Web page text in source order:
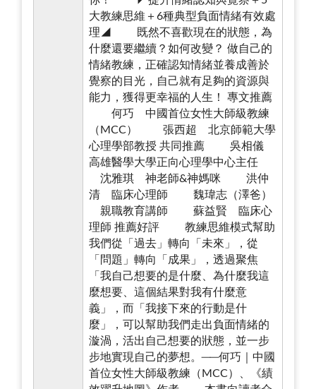
大教練思維＋6種典型負面情緒有效處
理◢ 既然不喜歡現在的狀態，為
什麼還要繼續？如何改變？ 做自己的
情緒教練，正確認知情緒並養成善於
覺察的目光，自己就有足夠的資源與
能力，獲得更幸福的人生！ 專文推薦
何巧 中國首位女性大師級教練
（MCC） 張西超 北京師範大學
心理學部教授 共同推薦 吳相儀
高雄醫學大學正向心理學中心主任
沈雅琪 神老師&神媽咪 洪仲
清 臨床心理師 魏瑋志（澤爸）
親職教育講師 蘇益賢 臨床心
理師 推薦好評 教練思維模式幫助
我們從「過去」轉向「未來」，從
「問題」轉向「成果」，透過聚焦
「我自己想要的是什麼、為什麼我這
麼想要、這個結果對我有什麼意
義」，而「我接下來的行動是什
麼」，可以幫助我們走出負面情緒的
漩渦，活出自己想要的狀態，並一步
步地實現自己的夢想。──何巧｜中國
首位女性大師級教練（MCC）、《績